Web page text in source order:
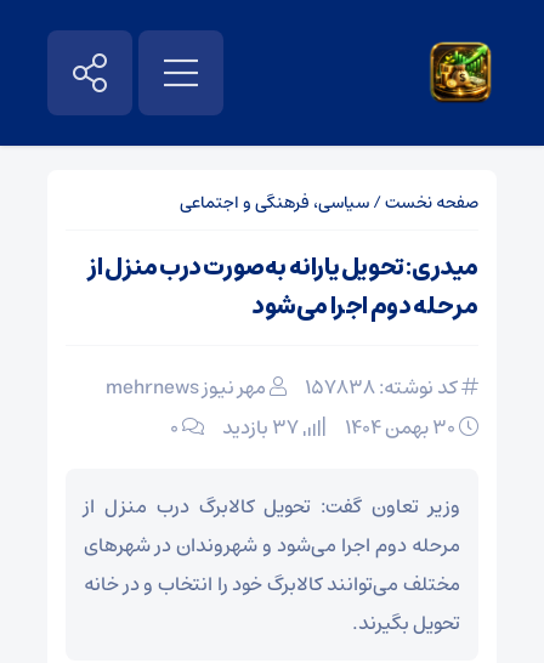
صفحه نخست/سیاسی، فرهنگی و اجتماعی
میدری: تحویل یارانه به‌صورت درب منزل از
مرحله دوم اجرا می‌شود
کد نوشته: 157838
مهر نیوز mehrnews
۰
وزیر تعاون گفت: تحویل کالابرگ درب منزل از
مرحله دوم اجرا می‌شود و شهروندان در شهرهای
مختلف می‌توانند کالابرگ خود را انتخاب و در خانه
تحویل بگیرند.